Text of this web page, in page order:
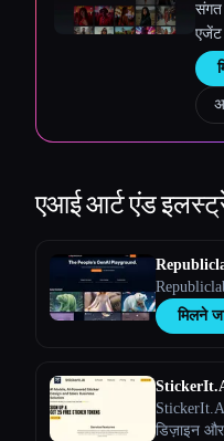
संगत
एजेंट
एआई आर्ट एंड
मिलने
डिज़ाइन